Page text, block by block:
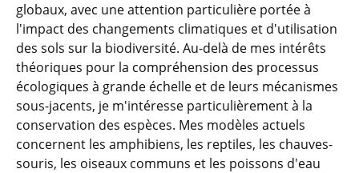
globaux, avec une attention particulière portée à
l'impact des changements climatiques et d'utilisation
des sols sur la biodiversité. Au-delà de mes intérêts
théoriques pour la compréhension des processus
écologiques à grande échelle et de leurs mécanismes
sous-jacents, je m'intéresse particulièrement à la
conservation des espèces. Mes modèles actuels
concernent les amphibiens, les reptiles, les chauves-
souris, les oiseaux communs et les poissons d'eau